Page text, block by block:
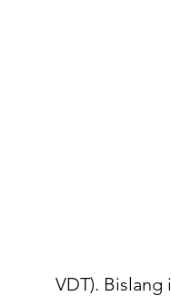
VDT). Bislang